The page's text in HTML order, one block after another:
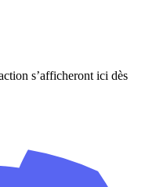
s’afficheront ici dès